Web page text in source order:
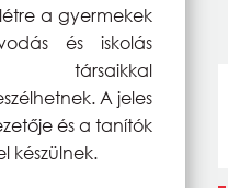
a gyermekek
és iskolás
A jeles
és a tanítók
készülnek.